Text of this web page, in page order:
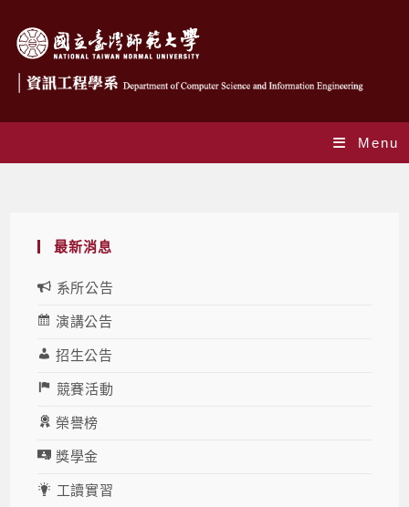
Menu
最新消息
系所公告
演講公告
招生公告
競賽活動
榮譽榜
獎學金
工讀實習